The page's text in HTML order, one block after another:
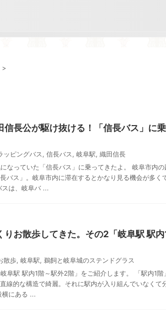
>
信長公が駆け抜ける！「信長バス」に
ッピングバス, 信長バス, 岐阜駅, 織田信長
なっていた「信長バス」に乗ってきたよ。 岐阜市内
バス」。岐阜市内に滞在するとかなり見る機会が多く
は、岐阜バ ...
りお散歩してきた。その2「岐阜駅 駅
散歩, 岐阜駅, 鵜飼と岐阜城のステンドグラス
阜駅 駅内1階～駅外2階」をご紹介します。 「駅内1階
線的な構造で綺麗。それに駅内が入り組んでいなくて
横にある ...